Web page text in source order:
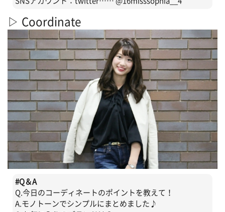
▷ Coordinate
#Q＆A
Q.今日のコーディネートのポイントを教えて！
A.モノトーンでシンプルにまとめました♪